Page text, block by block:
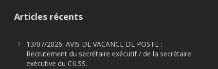
Articles récents
13/07/2026: AVIS DE VACANCE DE POSTE :
Recrutement du secrétaire exécutif / de la secrétaire
exécutive du CILSS.